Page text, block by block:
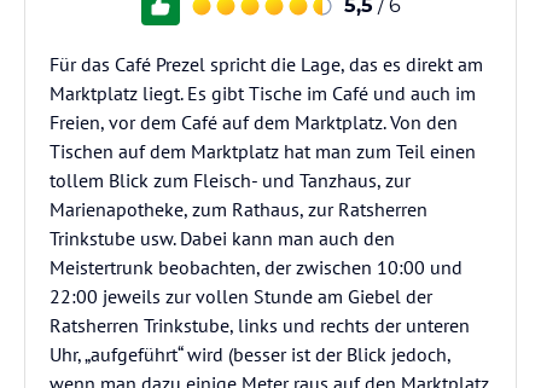
5,5 / 6
Für das Café Prezel spricht die Lage, das es direkt am
Marktplatz liegt. Es gibt Tische im Café und auch im
Freien, vor dem Café auf dem Marktplatz. Von den
Tischen auf dem Marktplatz hat man zum Teil einen
tollem Blick zum Fleisch- und Tanzhaus, zur
Marienapotheke, zum Rathaus, zur Ratsherren
Trinkstube usw. Dabei kann man auch den
Meistertrunk beobachten, der zwischen 10:00 und
22:00 jeweils zur vollen Stunde am Giebel der
Ratsherren Trinkstube, links und rechts der unteren
Uhr, „aufgeführt“ wird (besser ist der Blick jedoch,
wenn man dazu einige Meter raus auf den Marktplatz